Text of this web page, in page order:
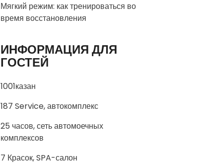
Мягкий режим: как тренироваться во
время восстановления
ИНФОРМАЦИЯ ДЛЯ
ГОСТЕЙ
1001казан
187 Service, автокомплекс
25 часов, сеть автомоечных
комплексов
7 Красок, SPA-салон